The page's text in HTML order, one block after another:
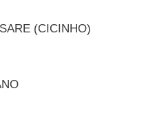
(CICINHO)